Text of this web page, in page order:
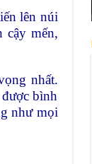
lên núi
cậy mến,
nhất.
bình
như mọi